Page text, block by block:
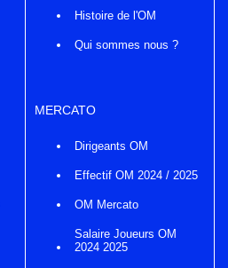
Histoire de l'OM
Qui sommes nous ?
MERCATO
Dirigeants OM
Effectif OM 2024 / 2025
OM Mercato
Salaire Joueurs OM
2024 2025